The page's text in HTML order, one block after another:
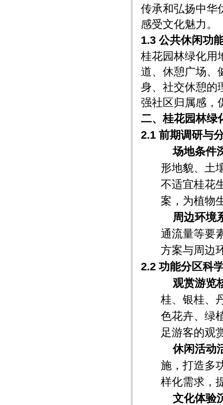
传承和弘扬中华
感受文化魅力。
1.3 公共休闲功
桂花园林绿化用
道、休憩广场、
身、社交休憩的
强社区归属感，
二、桂花园林绿
2.1 前期调研与
场地条件
形地貌、土
不适宜桂花
案，为植物
周边环境
通流量等要
方案与周边
2.2 功能分区科
观赏游览
桂、银桂、
色花卉、绿
足游客的观
休闲活动
施，打造多
样化需求，
文化体验